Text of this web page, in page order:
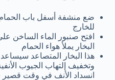
ضع منشفة أسفل باب الحمام
للخارج
افتح صنبور الماء الساخن
البخار يملأ هواء الحمام
هذا البخار المتصاعد
وتخفيف إلتهاب الجيوب
انسداد الأنف في وقت قصير